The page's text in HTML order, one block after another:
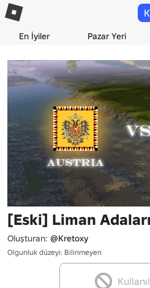
En İyiler Pazar Yeri
[Eski] Liman Adaları
Oluşturan: @Kretoxy
Olgunluk düzeyi: Bilinmeyen